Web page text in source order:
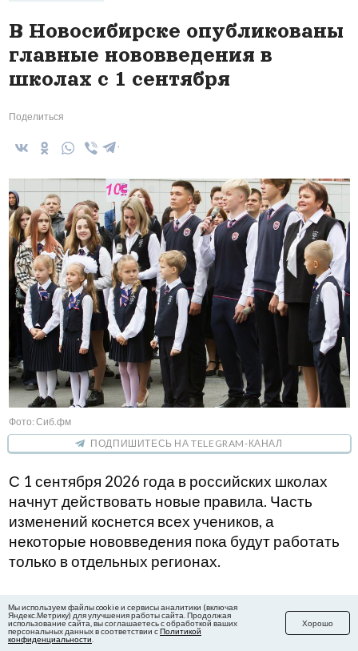
В Новосибирске опубликованы
главные нововведения в
школах с 1 сентября
Поделиться
Фото: Сиб.фм
ПОДПИШИТЕСЬ НА TELEGRAM-КАНАЛ
С 1 сентября 2026 года в российских школах
начнут действовать новые правила. Часть
изменений коснется всех учеников, а
некоторые нововведения пока будут работать
только в отдельных регионах.
При этом самые серьезные изменения запланированы
на 2027 год. Тогда после введения нового федерального
государственного образовательного стандарта среднего
Мы используем файлы cookie и сервисы аналитики (включая
Яндекс.Метрику) для улучшения работы сайта. Продолжая
использование сайта, вы соглашаетесь с обработкой ваших
персональных данных в соответствии сПолитикой
конфиденциальности
Хорошо